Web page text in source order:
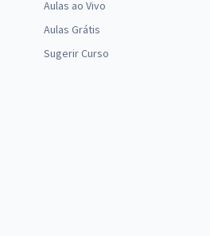
Aulas ao Vivo
Aulas Grátis
Sugerir Curso